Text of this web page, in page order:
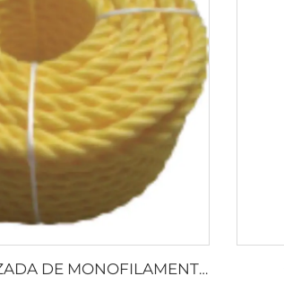
CUERDA TRENZADA DE MONOFILAMENTO DE PP